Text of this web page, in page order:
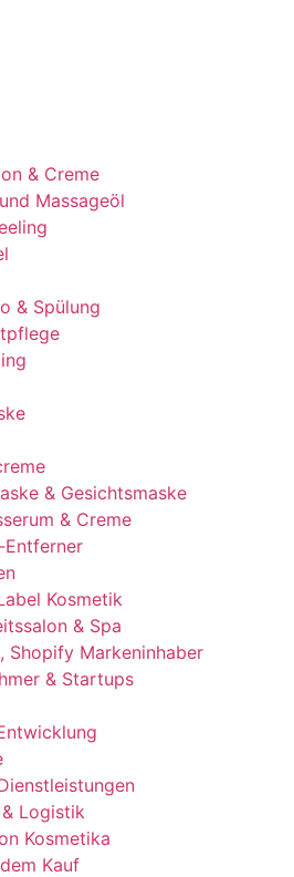
& Creme
Massageöl
& Spülung
& Gesichtsmaske
& Creme
Entferner
Kosmetik
& Spa
Shopify Markeninhaber
& Startups
Logistik
Kosmetika
Kauf